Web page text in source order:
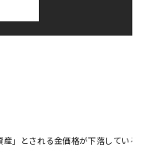
」とされる金価格が下落している